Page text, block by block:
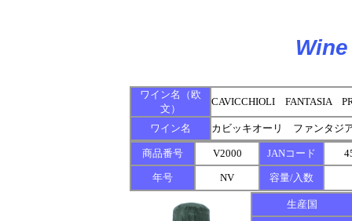
ワイン名（欧
文）
CAVICCHIOLI FANTASIA
ワイン名 カビッキオーリ ファンタ
商品番号 V2000 JANコード
年号 NV 容量/入数
生産国